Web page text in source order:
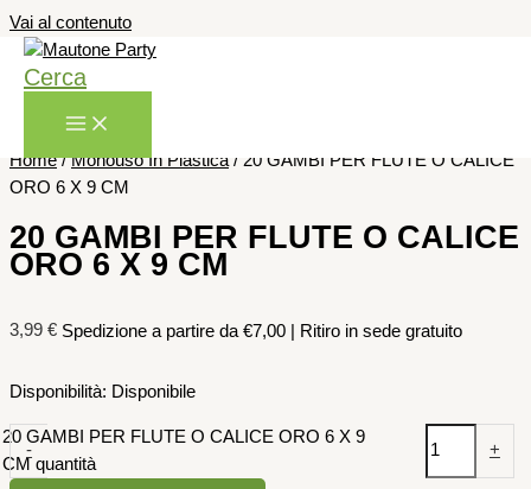
Vai al contenuto
Cerca
Home/Monouso In Plastica / 20 GAMBI PER FLUTE O CALICE
ORO 6 X 9 CM
20 GAMBI PER FLUTE O CALICE
ORO 6 X 9 CM
3,99 € Spedizione a partire da €7,00 | Ritiro in sede gratuito
Disponibilità: Disponibile
-
20 GAMBI PER FLUTE O CALICE ORO 6 X 9
CM quantità
+